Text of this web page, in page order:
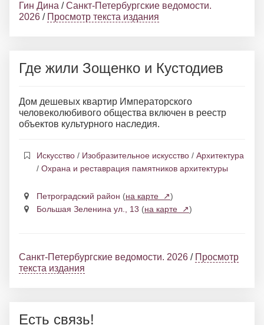
Гин Дина / Санкт-Петербургские ведомости.
2026 / Просмотр текста издания
Где жили Зощенко и Кустодиев
Дом дешевых квартир Императорского
человеколюбивого общества включен в реестр
объектов культурного наследия.
Искусство / Изобразительное искусство / Архитектура
/ Охрана и реставрация памятников архитектуры
Петроградский район (на карте ↗)
Большая Зеленина ул., 13 (на карте ↗)
Санкт-Петербургские ведомости. 2026 / Просмотр
текста издания
Есть связь!